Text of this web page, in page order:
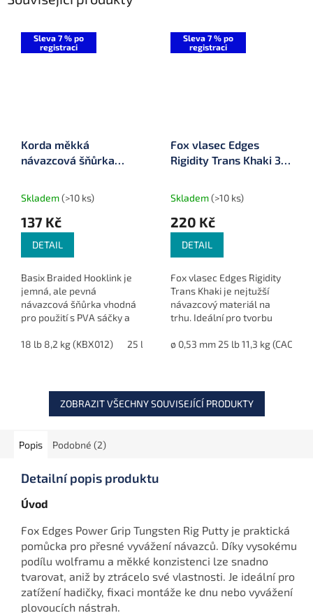
Sleva 7 % po
registraci
Korda měkká
návazcová šňůrka
Skladem(>10 ks)
137 Kč
DETAIL
Basix Braided Hooklink je
jemná, ale pevná
návazcová šňůrka vhodná
pro použití s PVA sáčky a
camo green barvě
18 lb 8,2 kg (KBX012) 25 lb 11,3 kg (KBX013)
Sleva 7 % po
registraci
Fox vlasec Edges
Rigidity Trans Khaki 30
Skladem(>10 ks)
220 Kč
DETAIL
Fox vlasec Edges Rigidity
Trans Khaki je nejtužší
návazcový materiál na
trhu. Ideální pro tvorbu
Chod Rig. Vyniká
ø 0,53 mm 25 lb 11,3 kg (CAC610)
ZOBRAZIT VŠECHNY SOUVISEJÍCÍ PRODUKTY
Popis Podobné (2)
Detailní popis produktu
Úvod
Fox Edges Power Grip Tungsten Rig Putty je praktická
pomůcka pro přesné vyvážení návazců. Díky vysokému
podílu wolframu a měkké konzistenci lze snadno
tvarovat, aniž by ztrácelo své vlastnosti. Je ideální pro
zatížení hadičky, fixaci montáže ke dnu nebo vyvážení
plovoucích nástrah.